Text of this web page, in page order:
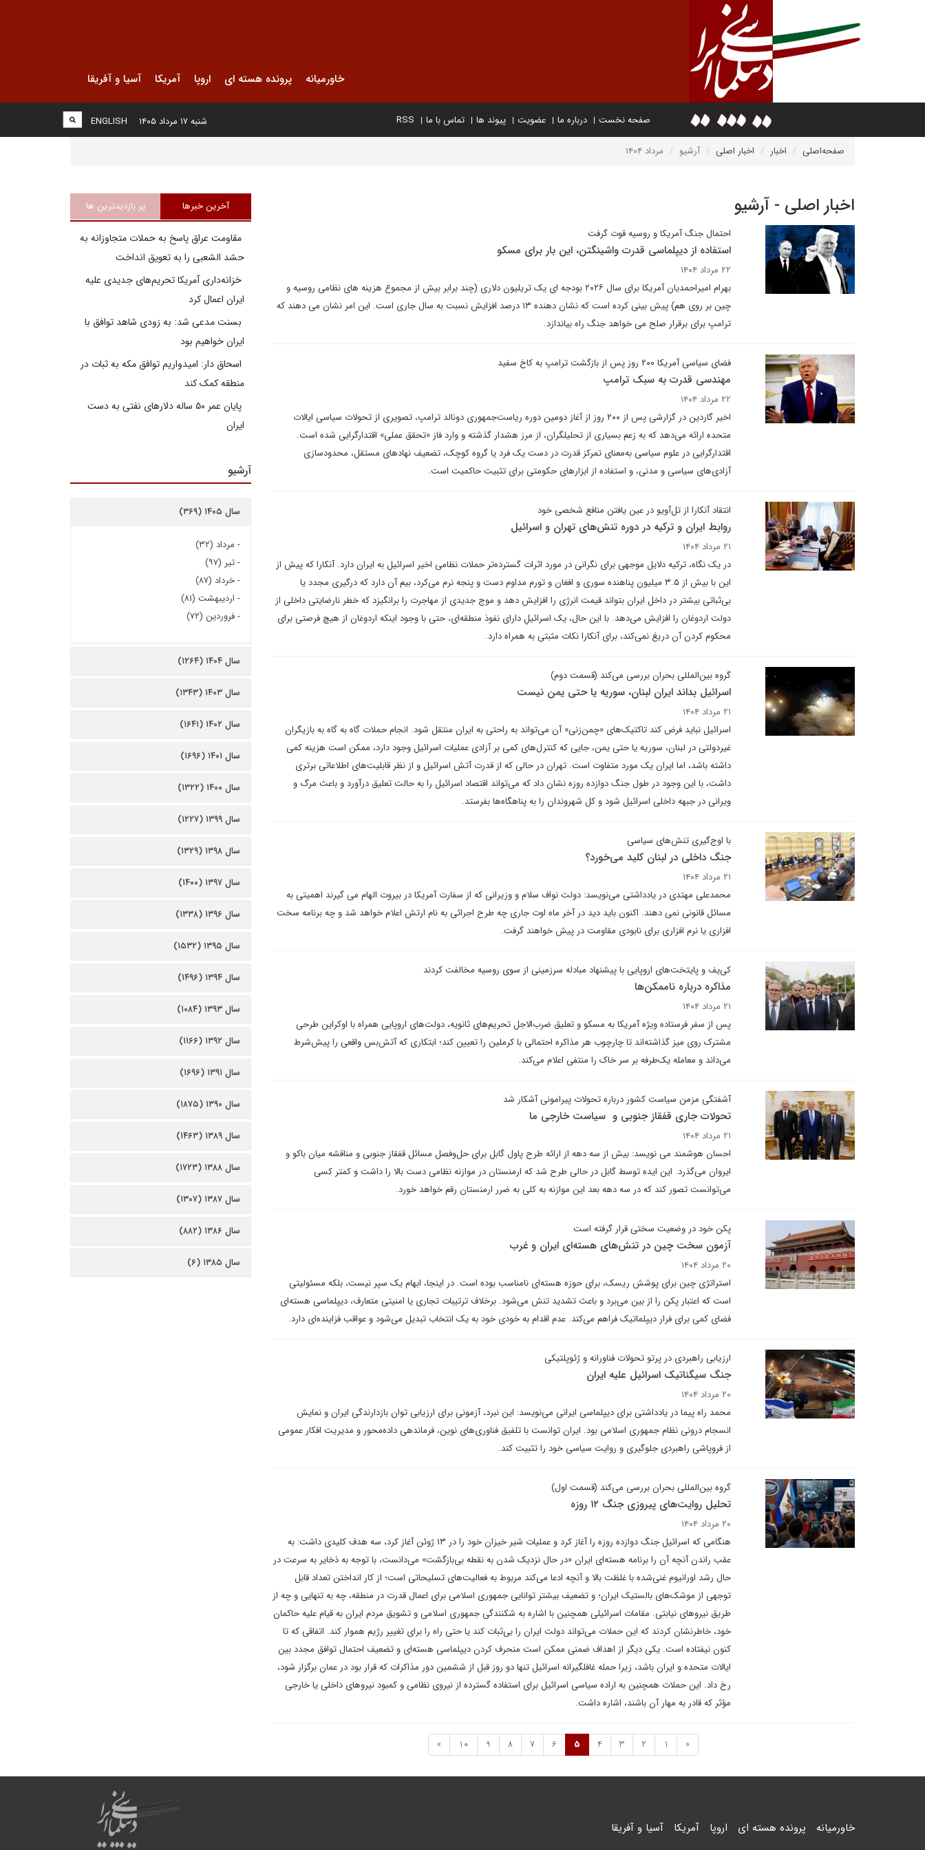
خاورمیانه پرونده هسته ای اروپا آمریکا آسیا و آفریقا
صفحه نخست درباره ما عضویت پیوند ها تماس با ما RSS
ENGLISH شنبه ۱۷ مرداد ۱۴۰۵
صفحه‌اصلی اخبار اخبار اصلی آرشیو مرداد ۱۴۰۴
اخبار اصلی - آرشیو
احتمال جنگ آمریکا و روسیه قوت گرفت
استفاده از دیپلماسی قدرت واشینگتن، این بار برای مسکو
۲۲ مرداد ۱۴۰۴
بهرام امیراحمدیان آمریکا برای سال ۲۰۲۶ بودجه ای یک تریلیون دلاری (چند برابر بیش از مجموع هزینه های نظامی روسیه و
چین بر روی هم) پیش بینی کرده است که نشان دهنده ۱۳ درصد افزایش نسبت به سال جاری است. این امر نشان می دهند که
ترامپ برای برقرار صلح می خواهد جنگ راه بیاندازد.
فضای سیاسی آمریکا ۲۰۰ روز پس از بازگشت ترامپ به کاخ سفید
مهندسی قدرت به سبک ترامپ
۲۲ مرداد ۱۴۰۴
اخیر گاردین در گزارشی پس از ۲۰۰ روز از آغاز دومین دوره ریاست‌جمهوری دونالد ترامپ، تصویری از تحولات سیاسی ایالات
متحده ارائه می‌دهد که به زعم بسیاری از تحلیلگران، از مرز هشدار گذشته و وارد فاز «تحقق عملی» اقتدارگرایی شده است.
اقتدارگرایی در علوم سیاسی به‌معنای تمرکز قدرت در دست یک فرد یا گروه کوچک، تضعیف نهادهای مستقل، محدودسازی
آزادی‌های سیاسی و مدنی، و استفاده از ابزارهای حکومتی برای تثبیت حاکمیت است.
انتقاد آنکارا از تل‌آویو در عین یافتن منافع شخصی خود
روابط ایران و ترکیه در دوره تنش‌های تهران و اسرائیل
۲۱ مرداد ۱۴۰۴
در یک نگاه، ترکیه دلایل موجهی برای نگرانی در مورد اثرات گسترده‌تر حملات نظامی اخیر اسرائیل به ایران دارد. آنکارا که پیش از
این با بیش از ۳.۵ میلیون پناهنده سوری و افغان و تورم مداوم دست و پنجه نرم می‌کرد، بیم آن دارد که درگیری مجدد یا
بی‌ثباتی بیشتر در داخل ایران بتواند قیمت انرژی را افزایش دهد و موج جدیدی از مهاجرت را برانگیزد که خطر نارضایتی داخلی از
دولت اردوغان را افزایش می‌دهد. با این حال، یک اسرائیلِ دارای نفوذ منطقه‌ای، حتی با وجود اینکه اردوغان از هیچ فرصتی برای
محکوم کردن آن دریغ نمی‌کند، برای آنکارا نکات مثبتی به همراه دارد.
گروه بین‌المللی بحران بررسی می‌کند (قسمت دوم)
اسرائیل بداند ایران لبنان، سوریه یا حتی یمن نیست
۲۱ مرداد ۱۴۰۴
اسرائیل نباید فرض کند تاکتیک‌های «چمن‌زنی» آن می‌تواند به راحتی به ایران منتقل شود. انجام حملات گاه به گاه به بازیگران
غیردولتی در لبنان، سوریه یا حتی یمن، جایی که کنترل‌های کمی بر آزادی عملیات اسرائیل وجود دارد، ممکن است هزینه کمی
داشته باشد، اما ایران یک مورد متفاوت است. تهران در حالی که از قدرت آتش اسرائیل و از نظر قابلیت‌های اطلاعاتی برتری
داشت، با این وجود در طول جنگ دوازده روزه نشان داد که می‌تواند اقتصاد اسرائیل را به حالت تعلیق درآورد و باعث مرگ و
ویرانی در جبهه داخلی اسرائیل شود و کل شهروندان را به پناهگاه‌ها بفرستد.
با اوج‌گیری تنش‌های سیاسی
جنگ داخلی در لبنان کلید می‌خورد؟
۲۱ مرداد ۱۴۰۴
محمدعلی مهتدی در یادداشتی می‌نویسد: دولت نواف سلام و وزیرانی که از سفارت آمریکا در بیروت الهام می گیرند اهمیتی به
مسائل قانونی نمی دهند. اکنون باید دید در آخر ماه اوت جاری چه طرح اجرائی به نام ارتش اعلام خواهد شد و چه برنامه سخت
افزاری یا نرم افزاری برای نابودی مقاومت در پیش خواهند گرفت.
کی‌یف و پایتخت‌های اروپایی با پیشنهاد مبادله سرزمینی از سوی روسیه مخالفت کردند
مذاکره درباره ناممکن‌ها
۲۱ مرداد ۱۴۰۴
پس از سفر فرستاده ویژه آمریکا به مسکو و تعلیق ضرب‌الاجل تحریم‌های ثانویه، دولت‌های اروپایی همراه با اوکراین طرحی
مشترک روی میز گذاشته‌اند تا چارچوب هر مذاکره احتمالی با کرملین را تعیین کند؛ ابتکاری که آتش‌بس واقعی را پیش‌شرط
می‌داند و معامله یک‌طرفه بر سر خاک را منتفی اعلام می‌کند.
آشفتگی مزمن سیاست کشور در‌باره تحولات پیرامونی آشکار شد
تحولات جاری قفقاز جنوبی و ‌ سیاست خارجی ‌ما
۲۱ مرداد ۱۴۰۴
احسان هوشمند می نویسد: بیش از سه دهه از ارائه طرح پاول گابل برای حل‌وفصل مسائل قفقاز جنوبی و مناقشه میان باکو و
ایروان می‌گذرد. این ایده توسط گابل در حالی طرح شد که ارمنستان در موازنه نظامی دست بالا را داشت و کمتر کسی
می‌توانست تصور کند که در سه دهه بعد این موازنه به کلی به ضرر ارمنستان رقم خواهد خورد.
پکن خود در وضعیت سختی قرار گرفته است
آزمون سخت چین در تنش‌های هسته‌ای ایران و غرب
۲۰ مرداد ۱۴۰۴
استراتژی چین برای پوشش ریسک، برای حوزه هسته‌ای نامناسب بوده است. در اینجا، ابهام یک سپر نیست، بلکه مسئولیتی
است که اعتبار پکن را از بین می‌برد و باعث تشدید تنش می‌شود. برخلاف ترتیبات تجاری یا امنیتی متعارف، دیپلماسی هسته‌ای
فضای کمی برای فرار دیپلماتیک فراهم می‌کند. عدم اقدام به خودی خود به یک انتخاب تبدیل می‌شود و عواقب فزاینده‌ای دارد.
ارزیابی راهبردی در پرتو تحولات فناورانه و ژئوپلتیکی
جنگ سیگناتیک اسرائیل علیه ایران
۲۰ مرداد ۱۴۰۴
محمد راه پیما در یادداشتی برای دیپلماسی ایرانی می‌نویسد: این نبرد، آزمونی برای ارزیابی توان بازدارندگی ایران و نمایش
انسجام درونی نظام جمهوری اسلامی بود. ایران توانست با تلفیق فناوری‌های نوین، فرماندهی داده‌محور و مدیریت افکار عمومی
از فروپاشی راهبردی جلوگیری و روایت سیاسی خود را تثبیت کند.
گروه بین‌المللی بحران بررسی می‌کند (قسمت اول)
تحلیل روایت‌های پیروزی جنگ ۱۲ روزه
۲۰ مرداد ۱۴۰۴
هنگامی که اسرائیل جنگ دوازده روزه را آغاز کرد و عملیات شیر خیزان خود را در ۱۳ ژوئن آغاز کرد، سه هدف کلیدی داشت: به
عقب راندن آنچه آن را برنامه هسته‌ای ایران «در حال نزدیک شدن به نقطه بی‌بازگشت» می‌دانست، با توجه به ذخایر به سرعت در
حال رشد اورانیوم غنی‌شده با غلظت بالا و آنچه ادعا می‌کند مربوط به فعالیت‌های تسلیحاتی است؛ از کار انداختن تعداد قابل
توجهی از موشک‌های بالستیک ایران؛ و تضعیف بیشتر توانایی جمهوری اسلامی برای اعمال قدرت در منطقه، چه به تنهایی و چه از
طریق نیروهای نیابتی. مقامات اسرائیلی همچنین با اشاره به شکنندگی جمهوری اسلامی و تشویق مردم ایران به قیام علیه حاکمان
خود، خاطرنشان کردند که این حملات می‌تواند دولت ایران را بی‌ثبات کند یا حتی راه را برای تغییر رژیم هموار کند. اتفاقی که تا
کنون نیفتاده است. یکی دیگر از اهداف ضمنی ممکن است منحرف کردن دیپلماسی هسته‌ای و تضعیف احتمال توافق مجدد بین
ایالات متحده و ایران باشد، زیرا حمله غافلگیرانه اسرائیل تنها دو روز قبل از ششمین دور مذاکرات که قرار بود در عمان برگزار شود،
رخ داد. این حملات همچنین به اراده سیاسی اسرائیل برای استفاده گسترده از نیروی نظامی و کمبود نیروهای داخلی یا خارجی
مؤثر که قادر به مهار آن باشند، اشاره داشت.
«
1
2
3
4
5
6
7
8
9
10
»
آخرین خبرها پر بازدیدترین ها
مقاومت عراق پاسخ به حملات متجاوزانه به
حشد الشعبی را به تعویق انداخت
خزانه‌داری آمریکا تحریم‌های جدیدی علیه
ایران اعمال کرد
بسنت مدعی شد: به زودی شاهد توافق با
ایران خواهیم بود
اسحاق دار: امیدواریم توافق مکه به ثبات در
منطقه کمک کند
پایان عمر ۵۰ ساله دلارهای نفتی به دست
ایران
آرشیو
سال ۱۴۰۵ (۳۶۹)
- مرداد (۳۲)
-تیر (۹۷)
-خرداد (۸۷)
- اردیبهشت (۸۱)
-فروردین (۷۲)
سال ۱۴۰۴ (۱۲۶۴)
سال ۱۴۰۳ (۱۳۴۳)
سال ۱۴۰۲ (۱۶۴۱)
سال ۱۴۰۱ (۱۶۹۶)
سال ۱۴۰۰ (۱۳۲۲)
سال ۱۳۹۹ (۱۲۲۷)
سال ۱۳۹۸ (۱۳۲۹)
سال ۱۳۹۷ (۱۴۰۰)
سال ۱۳۹۶ (۱۳۳۸)
سال ۱۳۹۵ (۱۵۳۲)
سال ۱۳۹۴ (۱۴۹۶)
سال ۱۳۹۳ (۱۰۸۴)
سال ۱۳۹۲ (۱۱۶۶)
سال ۱۳۹۱ (۱۶۹۶)
سال ۱۳۹۰ (۱۸۷۵)
سال ۱۳۸۹ (۱۴۶۳)
سال ۱۳۸۸ (۱۷۲۳)
سال ۱۳۸۷ (۱۳۰۷)
سال ۱۳۸۶ (۸۸۲)
سال ۱۳۸۵ (۶)
خاورمیانه پرونده هسته ای اروپا آمریکا آسیا و آفریقا